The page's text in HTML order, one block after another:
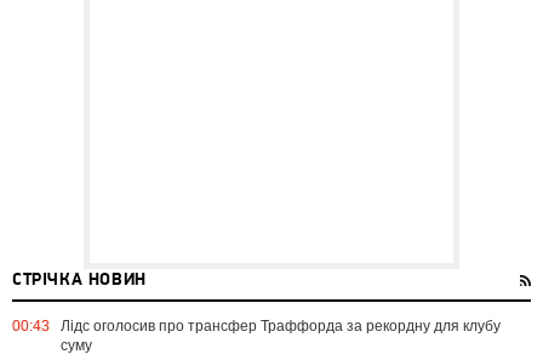
СТРІЧКА НОВИН
00:43
Лідс оголосив про трансфер Траффорда за рекордну для клубу
суму